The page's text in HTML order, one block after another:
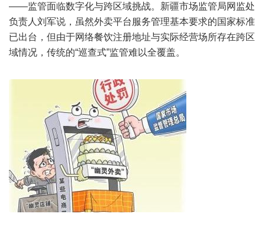
——监管面临数字化与跨区域挑战。新疆市场监管局网监处
负责人刘军说，虽然外卖平台服务管理基本要求的国家标准
已出台，但由于网络餐饮注册地址与实际经营场所存在跨区
域情况，传统的“巡查式”监管难以全覆盖。